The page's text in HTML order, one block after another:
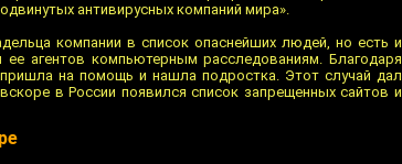
антивирусных компаний мира».
компании в список опаснейших людей, но есть и
агентов компьютерным расследованиям. Благодаря
на помощь и нашла подростка. Этот случай дал
в России появился список запрещенных сайтов и